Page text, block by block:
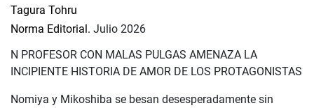
Tagura Tohru
Norma Editorial. Julio 2026
N PROFESOR CON MALAS PULGAS AMENAZA LA
INCIPIENTE HISTORIA DE AMOR DE LOS PROTAGONISTAS
Nomiya y Mikoshiba se besan desesperadamente sin